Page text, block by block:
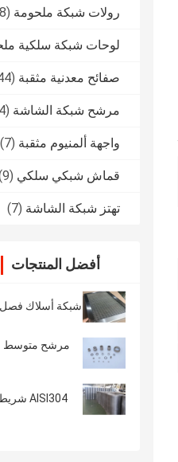
رولات شبكة ملحومة (48)
لوحات شبكة سلكية
صفائح معدنية مثقبة (44)
مرشح شبكة الشاشة (34)
واجهة ألمنيوم مثقبة (7)
قماش شبكي سلكي (9)
تهتز شبكة الشاشة (7)
أفضل المنتجات
شبكة أسلاك فصل
مرشح متوسط
AISI304 شريط شبكة سلكية محبوك